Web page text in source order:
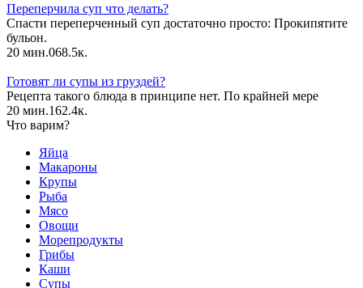
Переперчила суп что делать?
Спасти переперченный суп достаточно просто: Прокипятите
бульон.
20 мин.068.5к.
Готовят ли супы из груздей?
Рецепта такого блюда в принципе нет. По крайней мере
20 мин.162.4к.
Что варим?
Яйца
Макароны
Крупы
Рыба
Мясо
Овощи
Морепродукты
Грибы
Каши
Супы